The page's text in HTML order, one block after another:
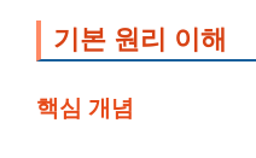
기본 원리 이해
핵심 개념